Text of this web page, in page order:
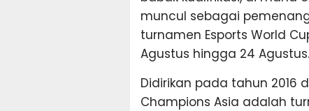
muncul sebagai
turnamen Esports World
Agustus hingga 24 Agustus.
Didirikan pada tahun 2016
Champions Asia adalah